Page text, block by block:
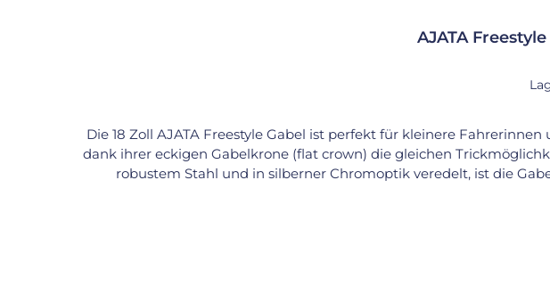
AJATA
Die 18 Zoll AJATA Freestyle Gabel ist perfekt für kleinere
dank ihrer eckigen Gabelkrone (flat crown) die gleichen
robustem Stahl und in silberner Chromoptik veredelt, ist die